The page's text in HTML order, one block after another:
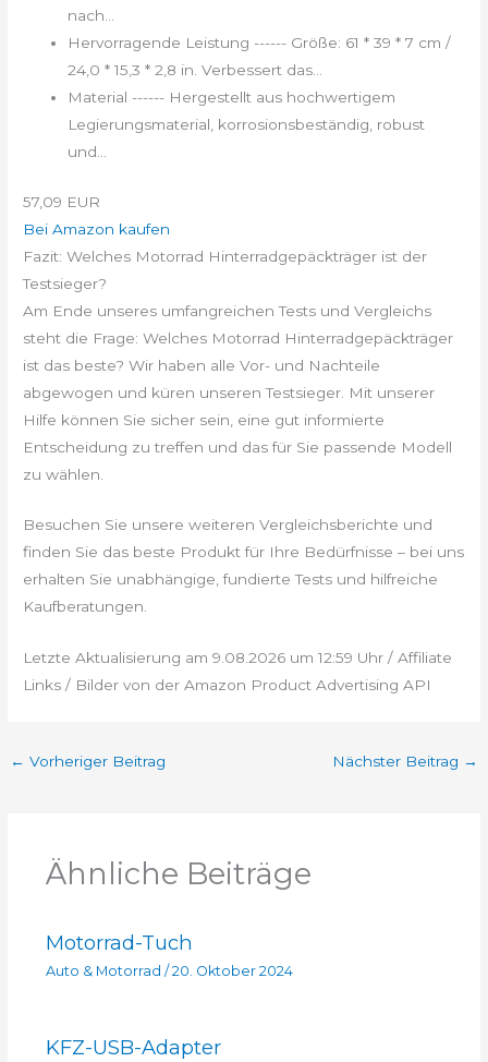
nach...
Hervorragende Leistung ------ Größe: 61 * 39 * 7 cm /
24,0 * 15,3 * 2,8 in. Verbessert das...
Material ------ Hergestellt aus hochwertigem
Legierungsmaterial, korrosionsbeständig, robust
und...
57,09 EUR
Bei Amazon kaufen
Fazit: Welches Motorrad Hinterradgepäckträger ist der
Testsieger?
Am Ende unseres umfangreichen Tests und Vergleichs
steht die Frage: Welches Motorrad Hinterradgepäckträger
ist das beste? Wir haben alle Vor- und Nachteile
abgewogen und küren unseren Testsieger. Mit unserer
Hilfe können Sie sicher sein, eine gut informierte
Entscheidung zu treffen und das für Sie passende Modell
zu wählen.
Besuchen Sie unsere weiteren Vergleichsberichte und
finden Sie das beste Produkt für Ihre Bedürfnisse – bei uns
erhalten Sie unabhängige, fundierte Tests und hilfreiche
Kaufberatungen.
Letzte Aktualisierung am 9.08.2026 um 12:59 Uhr / Affiliate
Links / Bilder von der Amazon Product Advertising API
← Vorheriger Beitrag Nächster Beitrag →
Ähnliche Beiträge
Motorrad-Tuch
Auto & Motorrad / 20. Oktober 2024
KFZ-USB-Adapter